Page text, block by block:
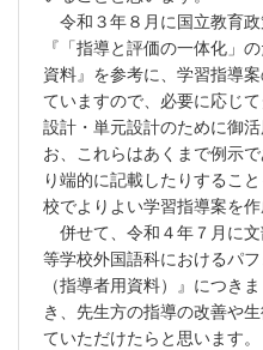
令和３年８月に国立教育
『「指導と評価の一体化」
資料』を参考に、学習指導
ていますので、必要に応じ
設計・単元設計のために御
お、これらはあくまで例示
り端的に記載したりするこ
校でよりよい学習指導案を作
併せて、令和４年７月に
等学校外国語科におけるパ
（指導者用資料）』につき
き、先生方の指導の改善や
ていただけたらと思います。